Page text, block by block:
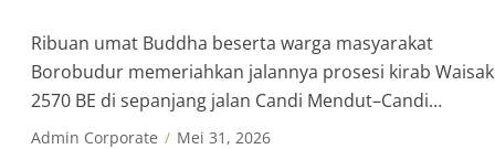
Ribuan umat Buddha beserta warga masyarakat
Borobudur memeriahkan jalannya prosesi kirab Waisak
2570 BE di sepanjang jalan Candi Mendut–Candi
Borobudur, Magelang, Jawa Tengah, Minggu (31/5/
Admin Corporate Mei 31, 2026